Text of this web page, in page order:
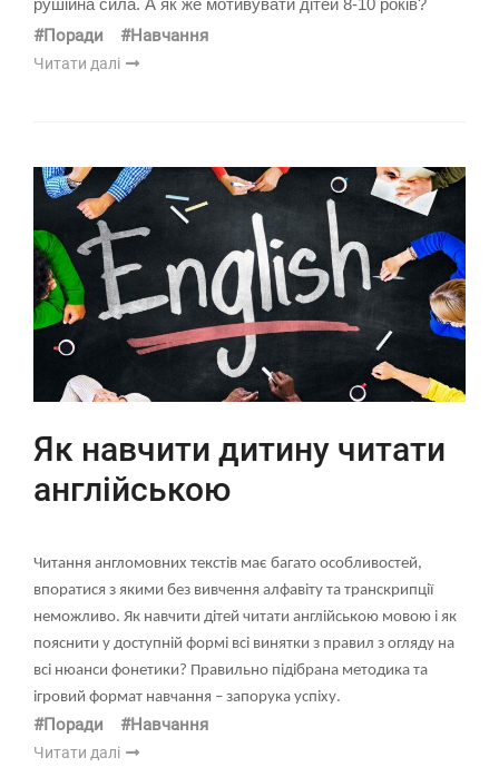
#Поради #Навчання
Читати далі
Як навчити дитину читати
англійською
Читання англомовних текстів має багато особливостей,
впоратися з якими без вивчення алфавіту та транскрипції
неможливо. Як навчити дітей читати англійською мовою і як
пояснити у доступній формі всі винятки з правил з огляду на
всі нюанси фонетики? Правильно підібрана методика та
ігровий формат навчання – запорука успіху.
#Поради #Навчання
Читати далі